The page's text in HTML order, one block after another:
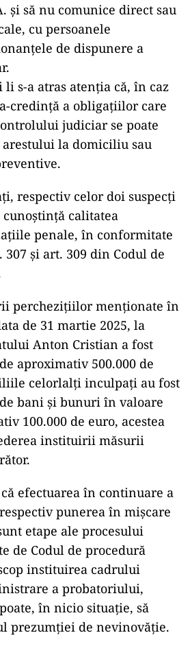
și să nu comunice direct sau
cu persoanele
de dispunere a
s-a atras atenția că, în caz
credință a obligațiilor care
judiciar se poate
la domiciliu sau
respectiv celor doi suspecți
cunoștință calitatea
penale, în conformitate
și art. 309 din Codul de
perchezițiilor menționate în
de 31 martie 2025, la
Anton Cristian a fost
aproximativ 500.000 de
celorlalți inculpați au fost
bani și bunuri în valoare
100.000 de euro, acestea
instituirii măsurii
efectuarea în continuare a
punerea în mișcare
etape ale procesului
de Codul de procedură
instituirea cadrului
a probatoriului,
în nicio situație, să
prezumției de nevinovăție.